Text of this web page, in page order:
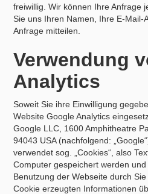
freiwillig. Wir können Ihre Anfrage
Sie uns Ihren Namen, Ihre E-
Anfrage mitteilen.
Verwendung
Analytics
Soweit Sie ihre Einwilligung
Website Google Analytics
Google LLC, 1600 Amphitheatre
94043 USA (nachfolgend:
verwendet sog. „Cookies“, also
Computer gespeichert werden
Benutzung der Webseite durch
Cookie erzeugten Informationen